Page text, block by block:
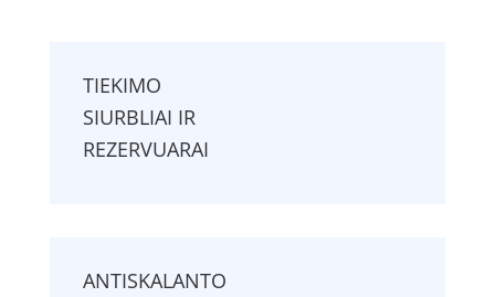
TIEKIMO
SIURBLIAI IR
REZERVUARAI
ANTISKALANTO